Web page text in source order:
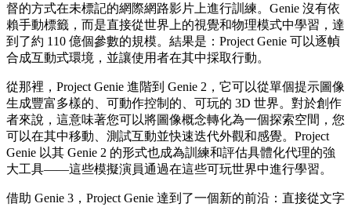
督的方式在未標記的網際網路影片上進行訓練。Genie 沒有依
賴手動標籤，而是直接從世界上的視覺和物理模式中學習，達
到了約 110 億個參數的規模。結果是：Project Genie 可以逐幀
合成互動式環境，並讓使用者在其中採取行動。
從那裡，Project Genie 進階到 Genie 2，它可以從單個提示圖像
生成豐富多樣的、可動作控制的、可玩的 3D 世界。對於創作
者來說，這意味著您可以將圖像概念轉化為一個探索空間，您
可以在其中移動、測試互動並快速迭代外觀和感覺。Project
Genie 以其 Genie 2 的形式也成為訓練和評估具體化代理的強
大工具——這些模擬演員通過在這些可玩世界中進行學習。
借助 Genie 3，Project Genie 達到了一個新的前沿：直接從文字